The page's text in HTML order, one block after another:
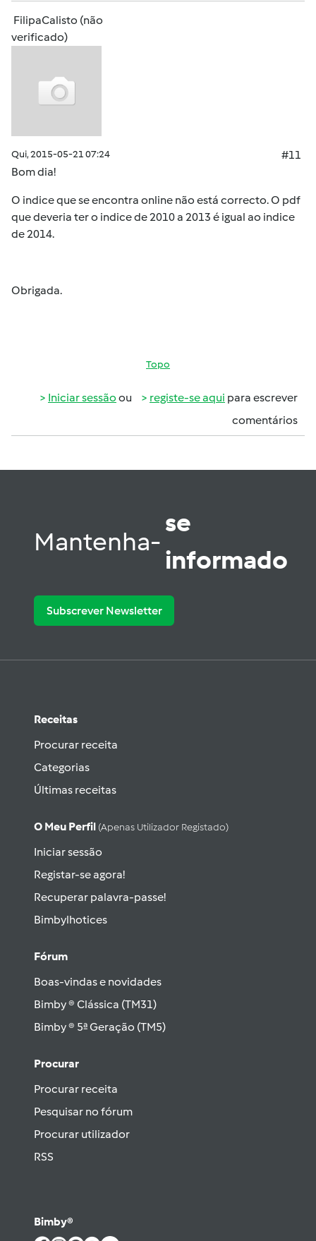
FilipaCalisto (não
verificado)
Qui, 2015-05-21 07:24
#11
Bom dia!
O indice que se encontra online não está correcto. O pdf
que deveria ter o indice de 2010 a 2013 é igual ao indice
de 2014.
Obrigada.
Topo
Iniciar sessão ou registe-se aqui para escrever
comentários
Mantenha-
se
informado
Subscrever Newsletter
Receitas
Procurar receita
Categorias
Últimas receitas
O Meu Perfil (apenas Utilizador Registado)
Iniciar sessão
Registar-se agora!
Recuperar palavra-passe!
Bimbylhotices
Fórum
Boas-vindas e novidades
Bimby ® Clássica (TM31)
Bimby ® 5ª Geração (TM5)
Procurar
Procurar receita
Pesquisar no fórum
Procurar utilizador
RSS
Bimby®